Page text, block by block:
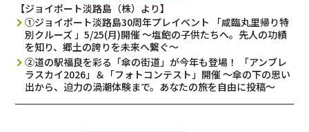
【ジョイポート淡路島（株）より】
①ジョイポート淡路島30周年プレイベント 「咸臨丸里帰り特
別クルーズ 」5/25(月)開催 ～塩飽の子供たちへ。先人の功績
を知り、郷土の誇りを未来へ繋ぐ～
②道の駅福良を彩る「傘の街道」が今年も登場！ 「アンブレ
ラスカイ2026」＆「フォトコンテスト」開催 〜傘の下の思い
出から、迫力の渦潮体験まで。あなたの旅を自由に投稿〜